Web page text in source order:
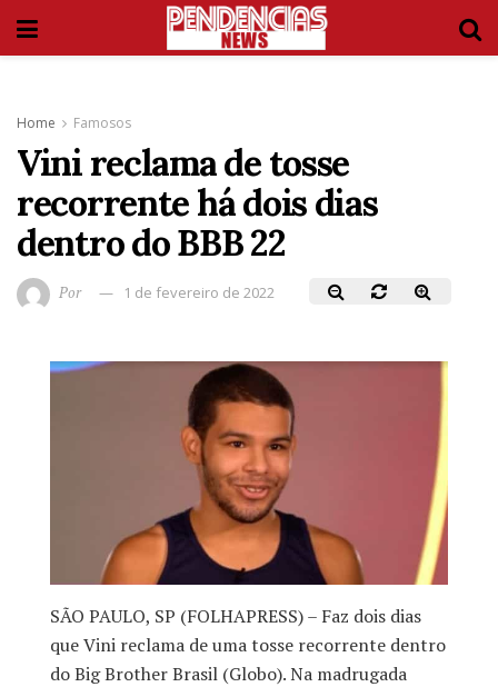
Home Famosos
Vini reclama de tosse
recorrente há dois dias
dentro do BBB 22
Por 1 de fevereiro de 2022
SÃO PAULO, SP (FOLHAPRESS) – Faz dois dias
que Vini reclama de uma tosse recorrente dentro
do Big Brother Brasil (Globo). Na madrugada